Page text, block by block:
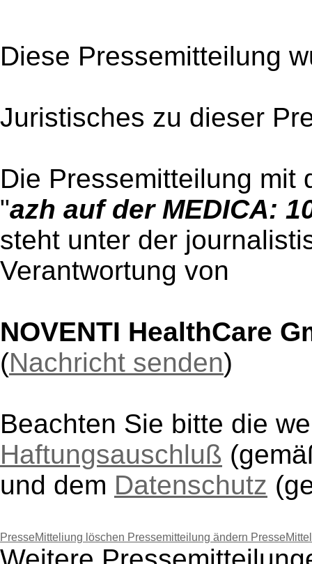
Diese Pressemitteilung
Juristisches zu dieser
Die Pressemitteilung mit
"azh auf der MEDICA:
steht unter der
Verantwortung von
NOVENTI HealthCare
(Nachricht senden)
Beachten Sie bitte die
Haftungsauschluß
und dem Datenschutz
PresseMitteliung löschen Pressemitteilung ändern